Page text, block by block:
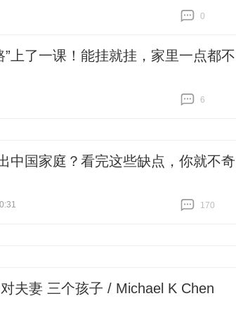
0
”上了一课！能挂就挂，家里一点都不
6
中国家庭？看完这些缺点，你就不奇
170
夫妻 三个孩子 / Michael K Chen